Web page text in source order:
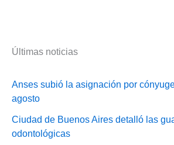
Últimas noticias
Anses subió la asignación por
agosto
Ciudad de Buenos Aires detalló las
odontológicas